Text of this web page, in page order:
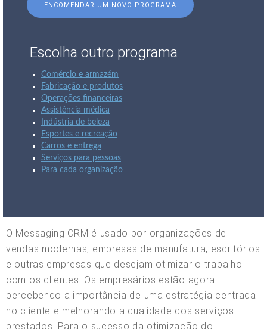
ENCOMENDAR UM NOVO PROGRAMA
Escolha outro programa
Comércio e armazém
Fabricação e produtos
Operações financeiras
Assistência médica
Indústria de beleza
Esportes e recreação
Carros e entrega
Serviços para pessoas
Para cada organização
O Messaging CRM é usado por organizações de
vendas modernas, empresas de manufatura, escritórios
e outras empresas que desejam otimizar o trabalho
com os clientes. Os empresários estão agora
percebendo a importância de uma estratégia centrada
no cliente e melhorando a qualidade dos serviços
prestados. Para o sucesso da otimização do